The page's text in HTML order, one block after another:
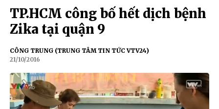
TP.HCM công bố hết dịch bệnh
Zika tại quận 9
CÔNG TRUNG (TRUNG TÂM TIN TỨC VTV24)
21/10/2016